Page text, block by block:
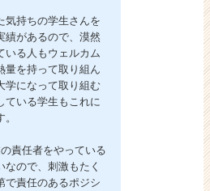
気持ちの学生さんを
績があるので、漠然
いる人もウェルカム
量を持って取り組ん
学になって取り組む
ている学生もこれに
責任者をやっている
ので、刺激もたく
で責任のあるポジシ